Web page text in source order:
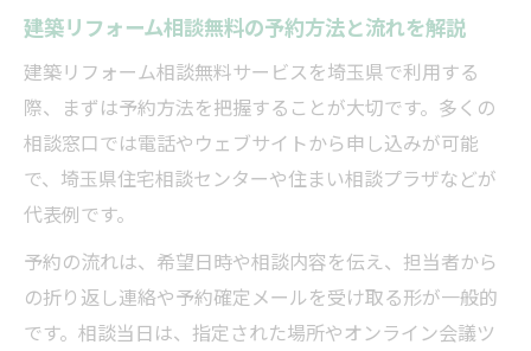
建築リフォーム相談無料の予約方法と流れを解説
建築リフォーム相談無料サービスを埼玉県で利用する
際、まずは予約方法を把握することが大切です。多くの
相談窓口では電話やウェブサイトから申し込みが可能
で、埼玉県住宅相談センターや住まい相談プラザなどが
代表例です。
予約の流れは、希望日時や相談内容を伝え、担当者から
の折り返し連絡や予約確定メールを受け取る形が一般的
です。相談当日は、指定された場所やオンライン会議ツ